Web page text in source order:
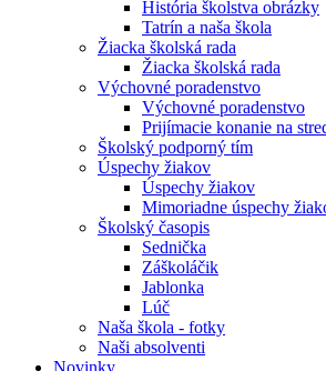
História školstva obrázky
Tatrín a naša škola
Žiacka školská rada
Žiacka školská rada
Výchovné poradenstvo
Výchovné poradenstvo
Prijímacie konanie na
Školský podporný tím
Úspechy žiakov
Úspechy žiakov
Mimoriadne úspechy
Školský časopis
Sednička
Záškoláčik
Jablonka
Lúč
Naša škola - fotky
Naši absolventi
Novinky